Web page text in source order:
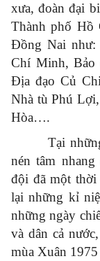
xưa, đoàn đại
Thành phố
Đồng Nai như:
Chí Minh, Bảo
Địa đạo Củ
Nhà tù Phú
Hòa….
Tại
nén tâm
đội đã một thời
lại những kỉ
những ngày
và dân cả
mùa Xuân